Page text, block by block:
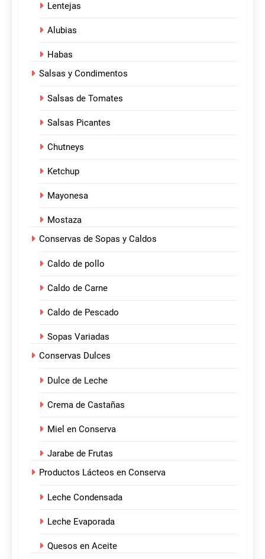
Lentejas
Alubias
Habas
Salsas y Condimentos
Salsas de Tomates
Salsas Picantes
Chutneys
Ketchup
Mayonesa
Mostaza
Conservas de Sopas y Caldos
Caldo de pollo
Caldo de Carne
Caldo de Pescado
Sopas Variadas
Conservas Dulces
Dulce de Leche
Crema de Castañas
Miel en Conserva
Jarabe de Frutas
Productos Lácteos en Conserva
Leche Condensada
Leche Evaporada
Quesos en Aceite